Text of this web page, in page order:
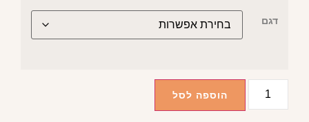
דגם
הוספה לסל